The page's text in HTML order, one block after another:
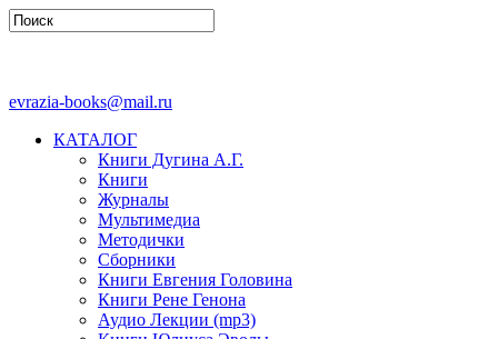
evrazia-books@mail.ru
КАТАЛОГ
Книги Дугина А.Г.
Книги
Журналы
Мультимедиа
Методички
Сборники
Книги Евгения Головина
Книги Рене Генона
Аудио Лекции (mp3)